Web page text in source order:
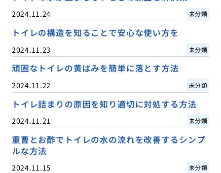
2024.11.24 未分類
トイレの構造を知ることで安心な使い方を
2024.11.23 未分類
頑固なトイレの黄ばみを簡単に落とす方法
2024.11.22 未分類
トイレ詰まりの原因を知り適切に対処する方法
2024.11.21 未分類
重曹とお酢でトイレの水の流れを改善するシンプ
ルな方法
2024.11.15 未分類